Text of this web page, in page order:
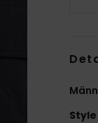
Style